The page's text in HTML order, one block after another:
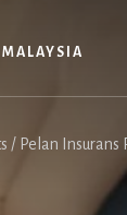
/Pelan Insurans